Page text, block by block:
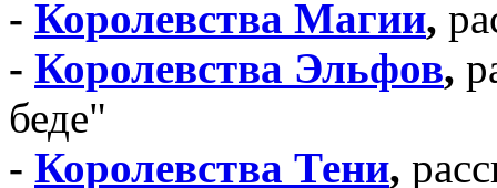
- Королевства Магии,
- Королевства Эльфов,
беде"
- Королевства Тени,